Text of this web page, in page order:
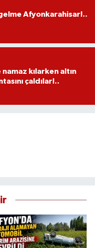
Afyonkarahisar!..
kılarken altın
çaldılar!..